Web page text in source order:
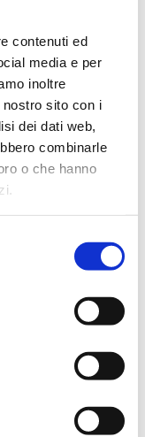
contenuti ed
media e per
inoltre
sito con i
dei dati web,
combinarle
o che hanno
miel, finition mate
main et jeu de
il embellit les